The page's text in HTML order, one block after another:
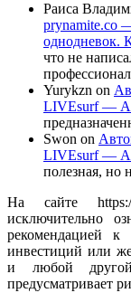
Раиса
prynamite.co
однодневок.
что не
Yurykzn on
LIVEsurf —
Swon on
LIVEsurf —
полезная, но
На сайте
исключительно
рекомендацией к
инвестиций или
и любой другой
предусматривает